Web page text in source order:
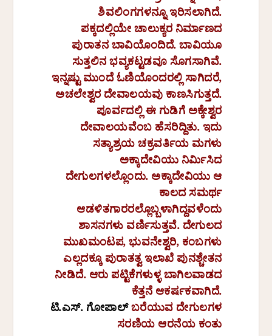
ಶಿವಲಿಂಗಗಳನ್ನೂ ಇರಿಸಲಾಗಿದೆ.
ಪಕ್ಕದಲ್ಲಿಯೇ ಚಾಲುಕ್ಯರ ನಿರ್ಮಾಣದ
ಪುರಾತನ ಬಾವಿಯೊಂದಿದೆ.ಬಾವಿಯೂ
ಸುತ್ತಲಿನ ಭವ್ಯಕಟ್ಟಡವೂ ಸೊಗಸಾಗಿವೆ.
ಇನ್ನಷ್ಟು ಮುಂದೆ ಓಣಿಯೊಂದರಲ್ಲಿ ಸಾಗಿದರೆ,
ಅಚಲೇಶ್ವರ ದೇವಾಲಯವು ಕಾಣಸಿಗುತ್ತದೆ.
ಪೂರ್ವದಲ್ಲಿ ಈ ಗುಡಿಗೆ ಅಕ್ಕೇಶ್ವರ
ದೇವಾಲಯವೆಂಬ ಹೆಸರಿದ್ದಿತು. ಇದು
ಸತ್ಯಾಶ್ರಯ ಚಕ್ರವರ್ತಿಯ ಮಗಳು
ಅಕ್ಕಾದೇವಿಯು ನಿರ್ಮಿಸಿದ
ದೇಗುಲಗಳಲ್ಲೊಂದು. ಅಕ್ಕಾದೇವಿಯು ಆ
ಕಾಲದ ಸಮರ್ಥ
ಆಡಳಿತಗಾರರಲ್ಲೊಬ್ಬಳಾಗಿದ್ದವಳೆಂದು
ಶಾಸನಗಳು ವರ್ಣಿಸುತ್ತವೆ. ದೇಗುಲದ
ಮುಖಮಂಟಪ,ಭುವನೇಶ್ವರಿ, ಕಂಬಗಳು
ಎಲ್ಲದಕ್ಕೂ ಪುರಾತತ್ವ ಇಲಾಖೆ ಪುನಶ್ಚೇತನ
ನೀಡಿದೆ. ಆರು ಪಟ್ಟಿಕೆಗಳುಳ್ಳ ಬಾಗಿಲವಾಡದ
ಕೆತ್ತನೆ ಆಕರ್ಷಕವಾಗಿದೆ.
ಟಿ.ಎಸ್. ಗೋಪಾಲ್ ಬರೆಯುವ ದೇಗುಲಗಳ
ಸರಣಿಯ ಆರನೆಯ ಕಂತು